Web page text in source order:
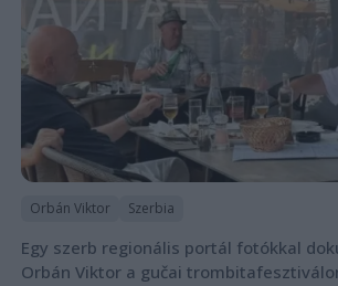
Orbán Viktor Szerbia
Egy szerb regionális portál fotókkal
Orbán Viktor a gučai